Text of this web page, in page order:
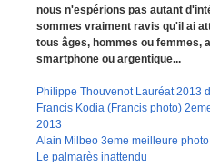
nous n'espérions pas autant
sommes vraiment ravis qu'il ai
tous âges, hommes ou femmes,
smartphone ou argentique...
Philippe Thouvenot Lauréat 2013
Francis Kodia (Francis photo)
2013
Alain Milbeo 3eme meilleure
Le palmarès inattendu